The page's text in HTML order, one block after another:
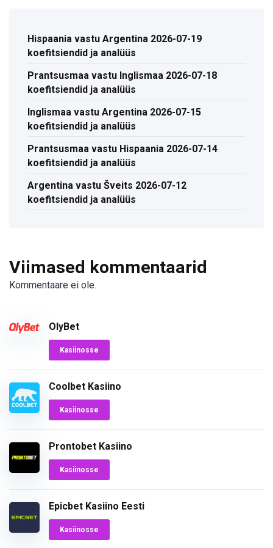
Hispaania vastu Argentina 2026-07-19
koefitsiendid ja analüüs
Prantsusmaa vastu Inglismaa 2026-07-18
koefitsiendid ja analüüs
Inglismaa vastu Argentina 2026-07-15
koefitsiendid ja analüüs
Prantsusmaa vastu Hispaania 2026-07-14
koefitsiendid ja analüüs
Argentina vastu Šveits 2026-07-12
koefitsiendid ja analüüs
Viimased kommentaarid
Kommentaare ei ole.
OlyBet
Kasiinosse
Coolbet Kasiino
Kasiinosse
Prontobet Kasiino
Kasiinosse
Epicbet Kasiino Eesti
Kasiinosse